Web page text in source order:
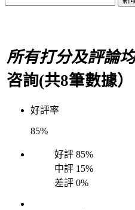
所有打分及評論
咨詢(共8筆數據）
好評率
85%
好評 85%
中評 15%
差評 0%